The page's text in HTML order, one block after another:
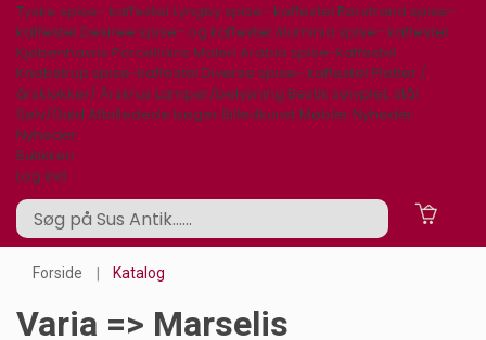
Tyske spise- kaffestel Lyngby spise- kaffestel Rørstrand spise-
kaffestel Desiree spise- og kaffestel Aluminia spise- kaffestel
Kjøbenhavns Porcellains Maleri Arabia spise-kaffestel
Knabstrup spise-kaffestel Diverse spise- kaffestel Platter /
årsklokker/ Årskrus Lamper/belysning Bestik sølvplet, stål
Sølv/Guld Afbilledede bøger Billedkunst Møbler Nyheder
Nyheder
Butikken
Log ind
Forside Katalog
Varia => Marselis